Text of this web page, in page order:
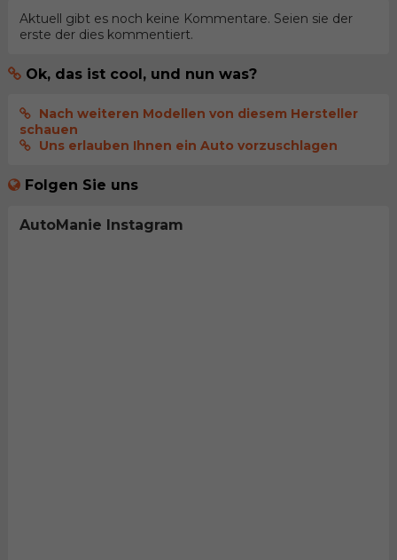
Aktuell gibt es noch keine Kommentare. Seien sie der
erste der dies kommentiert.
Ok, das ist cool, und nun was?
Nach weiteren Modellen von diesem Hersteller
schauen
Uns erlauben Ihnen ein Auto vorzuschlagen
Folgen Sie uns
AutoManie Instagram